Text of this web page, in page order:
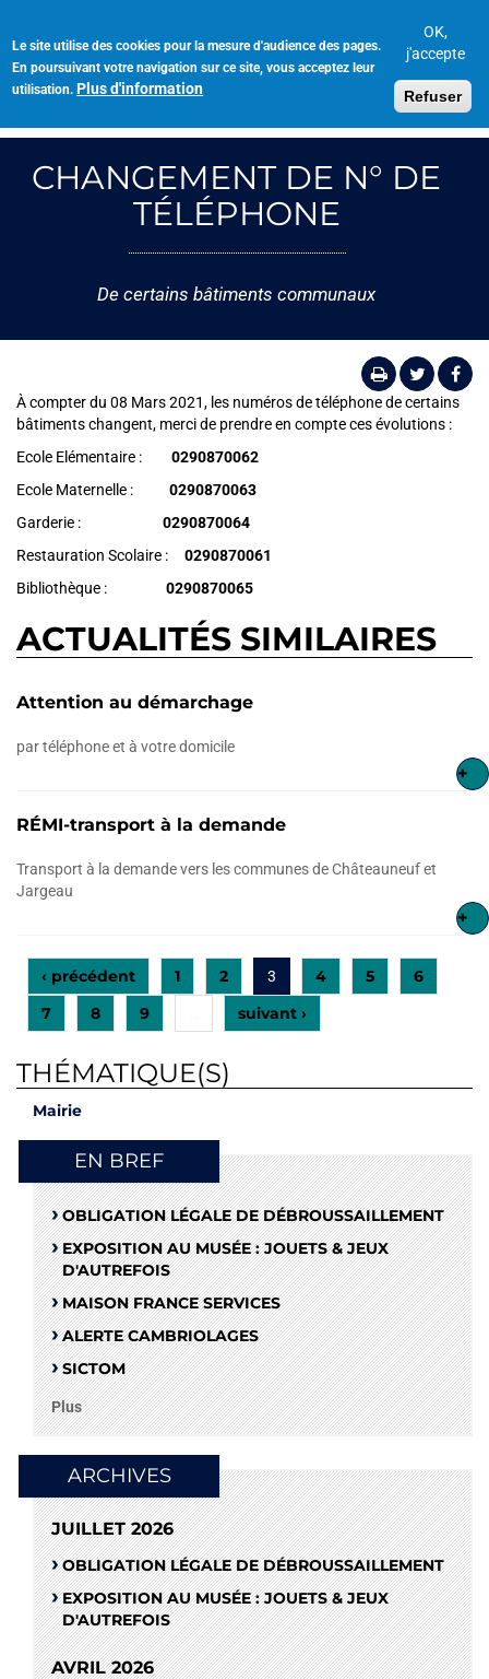
Le site utilise des cookies pour la mesure d'audience des pages.
En poursuivant votre navigation sur ce site, vous acceptez leur
utilisation. Plus d'information
OK,
j'accepte
Refuser
contenu
principal
CHANGEMENT DE N° DE
TÉLÉPHONE
De certains bâtiments communaux
À compter du 08 Mars 2021, les numéros de téléphone de certains
bâtiments changent, merci de prendre en compte ces évolutions :
Ecole Elémentaire : 0290870062
Ecole Maternelle : 0290870063
Garderie : 0290870064
Restauration Scolaire : 0290870061
Bibliothèque : 0290870065
ACTUALITÉS SIMILAIRES
Attention au démarchage
par téléphone et à votre domicile
+
RÉMI-transport à la demande
Transport à la demande vers les communes de Châteauneuf et
Jargeau
+
‹ précédent 1 2 3 4 5
6
7
8 9 suivant ›
THÉMATIQUE(S)
Mairie
EN BREF
OBLIGATION LÉGALE DE DÉBROUSSAILLEMENT
EXPOSITION AU MUSÉE : JOUETS & JEUX
D'AUTREFOIS
MAISON FRANCE SERVICES
ALERTE CAMBRIOLAGES
SICTOM
Plus
ARCHIVES
JUILLET 2026
OBLIGATION LÉGALE DE DÉBROUSSAILLEMENT
EXPOSITION AU MUSÉE : JOUETS & JEUX
D'AUTREFOIS
AVRIL 2026